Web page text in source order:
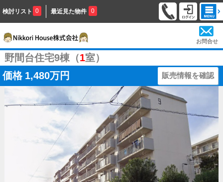
検討リスト 0 最近見た物件 0
お問合せ
野間台住宅9棟（1室）
価格 1,480万円 販売情報を確認